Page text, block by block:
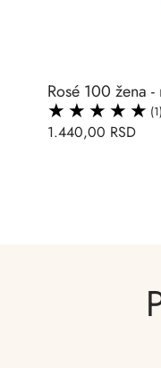
Rosé 100 žena
(1)
1.440,00 RSD